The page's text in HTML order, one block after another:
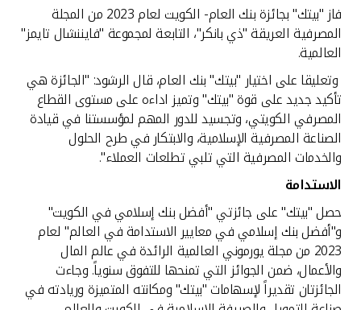
فاز "بيتك" بجائزة بنك العام- الكويت لعام 2023 من المجلة
المصرفية العريقة "ذي بانكر"، التابعة لمجموعة "فايننشال تايمز"
العالمية.
وتعليقا على اختيار "بيتك" بنك العام، قال الرشود: "الجائزة هي
تأكيد جديد على قوة "بيتك" وتميز اداءه على مستوى القطاع
المصرفي الكويتي، وتجسيد للدور المهم لمؤسستنا في قيادة
الصناعة المصرفية الإسلامية، والابتكار في طرح الحلول
والخدمات المصرفية التي تلبي تطلعات العملاء".
الاستدامة
حصل "بيتك" على جائزتي "أفضل بنك إسلامي في الكويت"
و"أفضل بنك إسلامي في معايير الاستدامة في العالم" لعام
2023 من مجلة يورموني العالمية الرائدة في عالم المال
والأعمال، ضمن الجوائز التي تمنحها للتفوق سنوياً. وجاءت
الجائزتان تقديراً لإسهامات "بيتك" ومكانته المتميزة وريادته في